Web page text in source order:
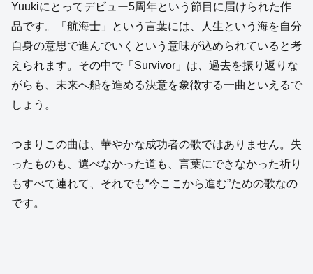
Yuukiにとってデビュー5周年という節目に届けられた作
品です。「航海士」という言葉には、人生という海を自分
自身の意思で進んでいくという意味が込められていると考
えられます。その中で「Survivor」は、過去を振り返りな
がらも、未来へ船を進める決意を象徴する一曲といえるで
しょう。
つまりこの曲は、華やかな成功者の歌ではありません。失
ったものも、選べなかった道も、言葉にできなかった祈り
もすべて連れて、それでも“今ここから進む”ための歌なの
です。